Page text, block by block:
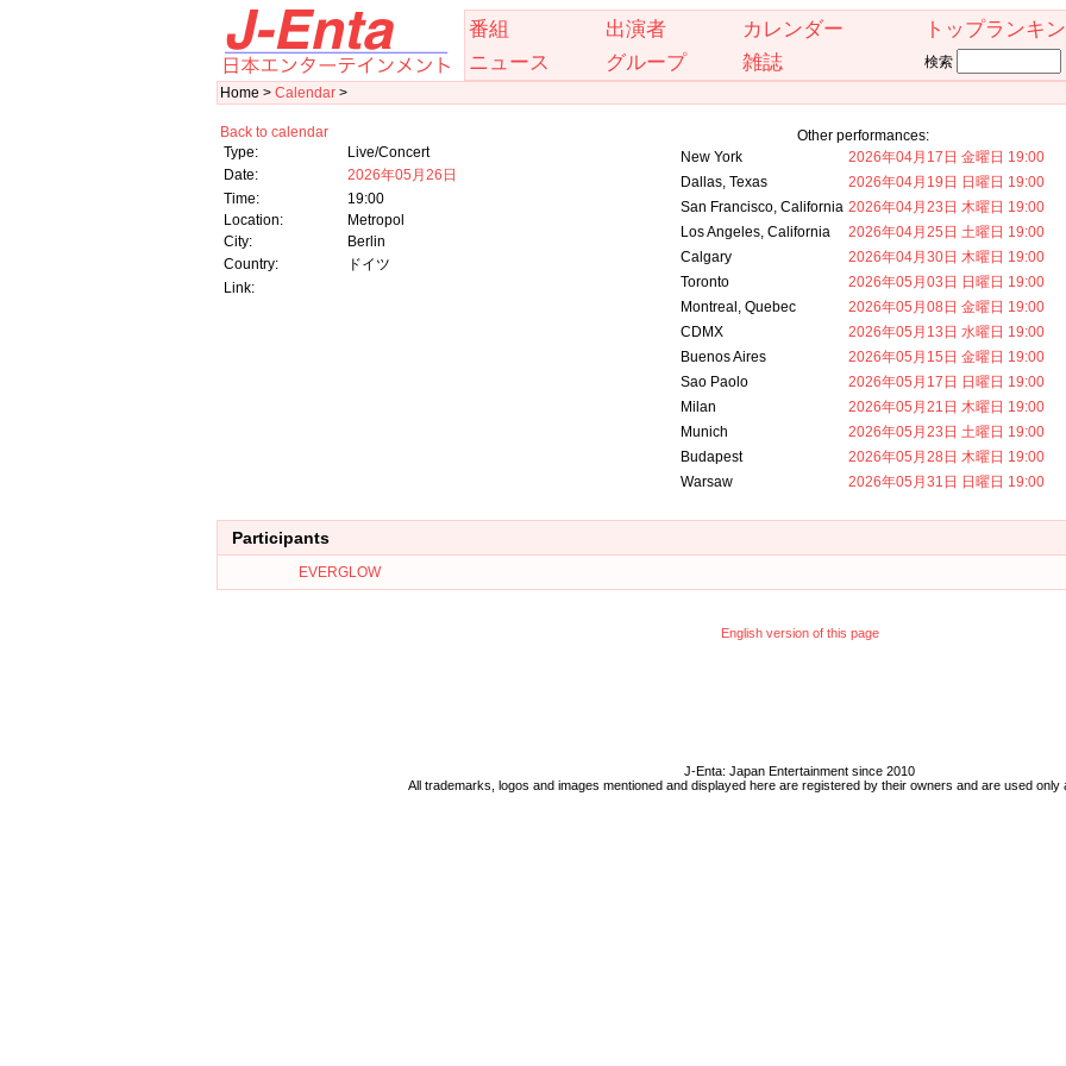
番組 出演者 カレンダー
トップランキ
ニュース
グループ 雑誌
検索
Home > Calendar >
Back to calendar
Type:
Live/Concert
Date:
2026年05月26日
Time:
19:00
Location:
Metropol
City:
Berlin
Country:
ドイツ
Link:
Other performances:
New York
2026年04月17日 金曜日 19:00
Dallas, Texas
2026年04月19日 日曜日 19:00
San Francisco, California 2026年04月23日 木曜日 19:00
Los Angeles, California
2026年04月25日 土曜日 19:00
Calgary
2026年04月30日 木曜日 19:00
Toronto
2026年05月03日 日曜日 19:00
Montreal, Quebec
2026年05月08日 金曜日 19:00
CDMX
2026年05月13日 水曜日 19:00
Buenos Aires
2026年05月15日 金曜日 19:00
Sao Paolo
2026年05月17日 日曜日 19:00
Milan
2026年05月21日 木曜日 19:00
Munich
2026年05月23日 土曜日 19:00
Budapest
2026年05月28日 木曜日 19:00
Warsaw
2026年05月31日 日曜日 19:00
Participants
EVERGLOW
English version of this page
J-Enta: Japan Entertainment since 2010
All trademarks, logos and images mentioned and displayed here are registered by their owners and are used only